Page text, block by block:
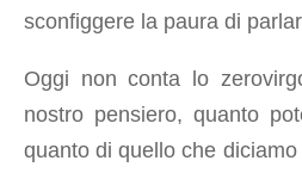
sconfiggere la paura di
Oggi non conta lo
nostro pensiero, quanto
quanto di quello che